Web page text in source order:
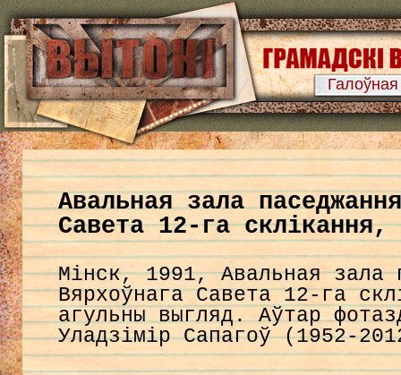
Галоўная
Авальная зала
Савета 12-га склікання,
Мінск, 1991, Авальная зала
Вярхоўнага Савета 12-га
агульны выгляд. Аўтар
Уладзімір Сапагоў (1952-